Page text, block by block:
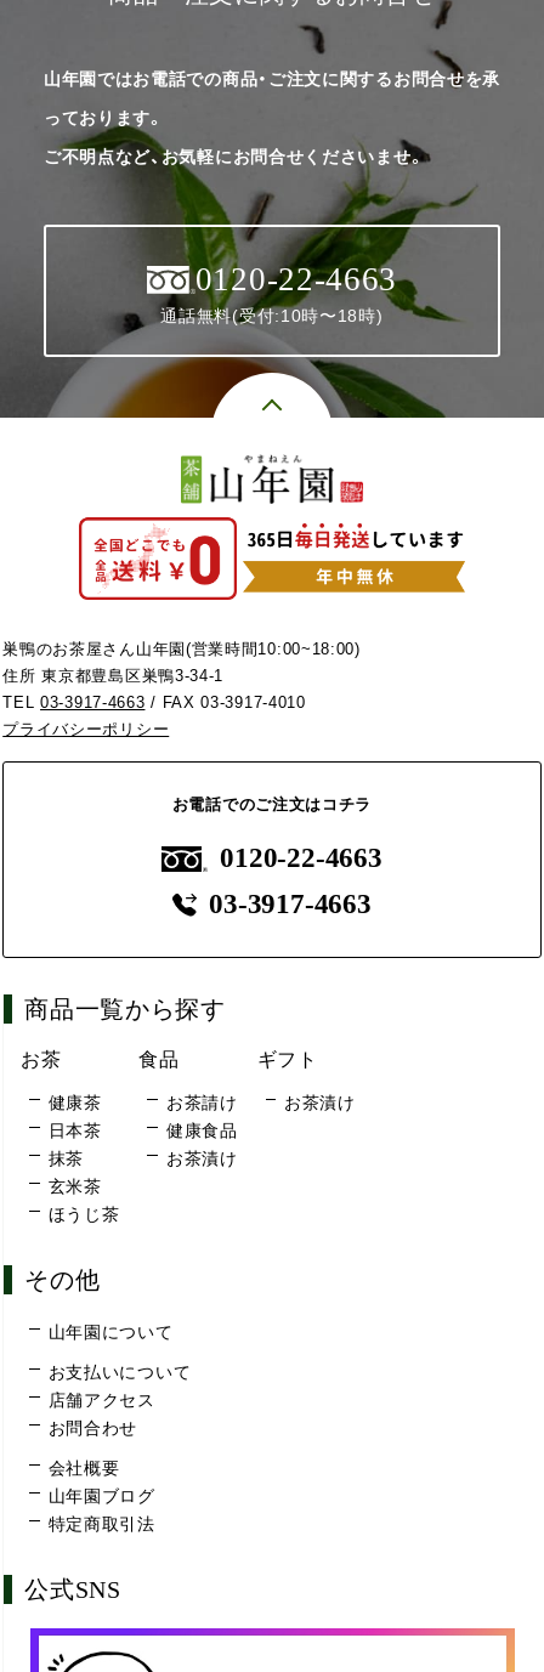
山年園ではお電話での商品・ご注文に関するお問合せを承
っております。
ご不明点など、お気軽にお問合せくださいませ。
0120-22-4663
通話無料(受付:10時〜18時)
巣鴨のお茶屋さん山年園(営業時間10:00~18:00)
住所 東京都豊島区巣鴨3-34-1
TEL03-3917-4663 / FAX 03-3917-4010
プライバシーポリシー
お電話でのご注文はコチラ
0120-22-4663
03-3917-4663
商品一覧から探す
お茶
健康茶
日本茶
抹茶
玄米茶
ほうじ茶
食品
お茶請け
健康食品
お茶漬け
ギフト
お茶漬け
その他
山年園について
お支払いについて
店舗アクセス
お問合わせ
会社概要
山年園ブログ
特定商取引法
公式SNS